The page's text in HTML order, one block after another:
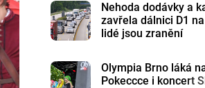
Nehoda dodávky a
zavřela dálnici D1
lidé jsou zranění
Olympia Brno láká
Pokeccce i koncert